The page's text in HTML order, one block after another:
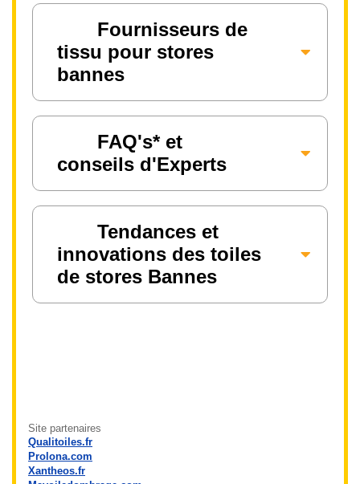
Fournisseurs de
tissu pour stores
bannes
FAQ's* et
conseils d'Experts
Tendances et
innovations des toiles
de stores Bannes
Site partenaires
Qualitoiles.fr
Prolona.com
Xantheos.fr